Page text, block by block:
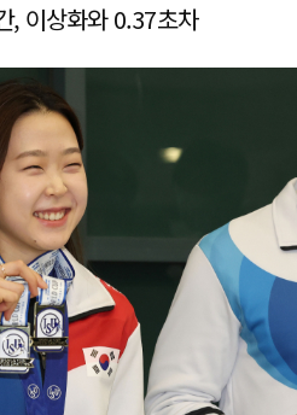
, 이상화와 0.37초차